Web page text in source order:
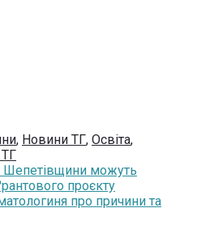
, Новини ТГ, Освіта,
можуть
проєкту
про причини та